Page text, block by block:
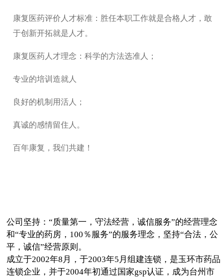
康复医药评价人才标准：胜任本职工作就是合格人才，敢
于创新开拓就是人才。
康复医药人才理念：科学的方法选准人；
专业的培训造就人
良好的机制用活人；
真诚的感情留住人。
百年康复，我们共建！
公司坚持：“质量第一，守法经营，诚信服务”的经营理念
和“专业的药房，100％服务”的服务理念，坚持“合法，公
平，诚信”经营原则。
成立于2002年8月，于2003年5月组建连锁，是玉环市药品
连锁企业，并于2004年初通过国家gsp认证，成为台州市